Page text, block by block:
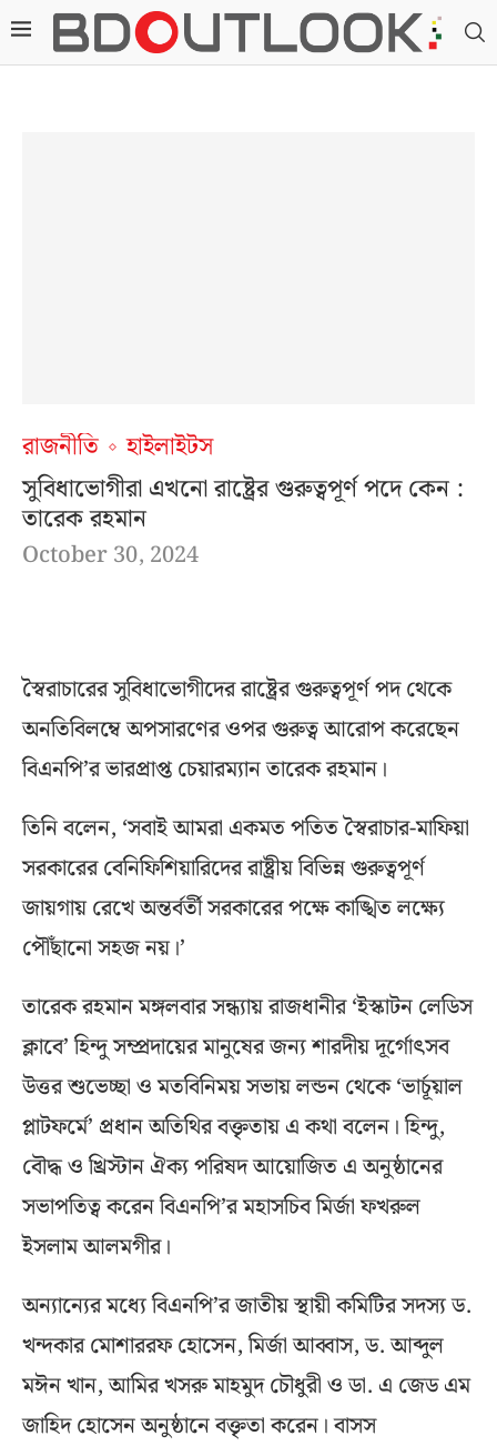
রাজনীতি
হাইলাইটস
সুবিধাভোগীরা এখনো রাষ্ট্রের গুরুত্বপূর্ণ পদে কেন :
তারেক রহমান
October 30, 2024
স্বৈরাচারের সুবিধাভোগীদের রাষ্ট্রের গুরুত্বপূর্ণ পদ থেকে
অনতিবিলম্বে অপসারণের ওপর গুরুত্ব আরোপ করেছেন
বিএনপি’র ভারপ্রাপ্ত চেয়ারম্যান তারেক রহমান।
তিনি বলেন, ‘সবাই আমরা একমত পতিত স্বৈরাচার-মাফিয়া
সরকারের বেনিফিশিয়ারিদের রাষ্ট্রীয় বিভিন্ন গুরুত্বপূর্ণ
জায়গায় রেখে অন্তর্বর্তী সরকারের পক্ষে কাঙ্খিত লক্ষ্যে
পৌঁছানো সহজ নয়।’
তারেক রহমান মঙ্গলবার সন্ধ্যায় রাজধানীর ‘ইস্কাটন লেডিস
ক্লাবে’ হিন্দু সম্প্রদায়ের মানুষের জন্য শারদীয় দূর্গোৎসব
উত্তর শুভেচ্ছা ও মতবিনিময় সভায় লন্ডন থেকে ‘ভার্চূয়াল
প্লাটফর্মে’ প্রধান অতিথির বক্তৃতায় এ কথা বলেন। হিন্দু,
বৌদ্ধ ও খ্রিস্টান ঐক্য পরিষদ আয়োজিত এ অনুষ্ঠানের
সভাপতিত্ব করেন বিএনপি’র মহাসচিব মির্জা ফখরুল
ইসলাম আলমগীর।
অন্যান্যের মধ্যে বিএনপি’র জাতীয় স্থায়ী কমিটির সদস্য ড.
খন্দকার মোশাররফ হোসেন, মির্জা আব্বাস, ড. আব্দুল
মঈন খান, আমির খসরু মাহমুদ চৌধুরী ও ডা. এ জেড এম
জাহিদ হোসেন অনুষ্ঠানে বক্তৃতা করেন। বাসস